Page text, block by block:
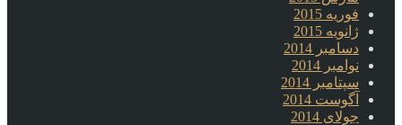
فوریه 2015
ژانویه 2015
دسامبر 2014
نوامبر 2014
سپتامبر 2014
آگوست 2014
جولای 2014